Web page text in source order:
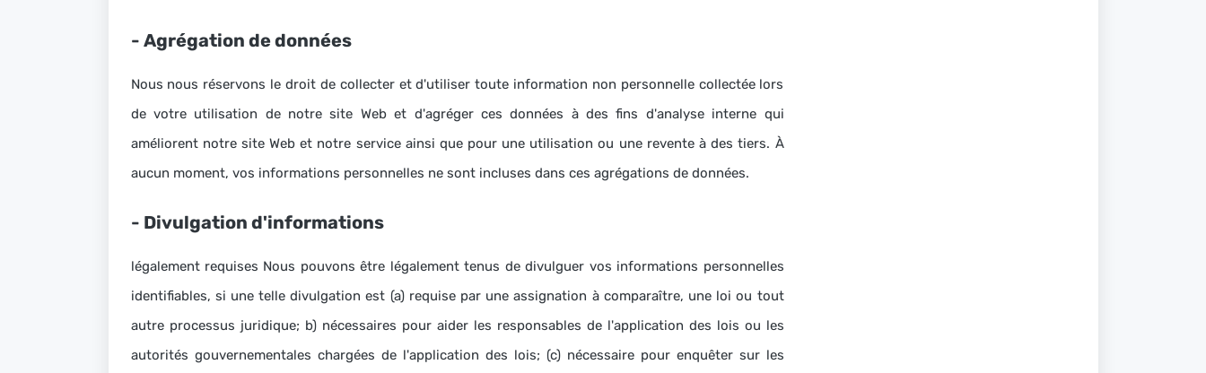
- Agrégation de données
Nous nous réservons le droit de collecter et d'utiliser toute information non personnelle collectée lors
de votre utilisation de notre site Web et d'agréger ces données à des fins d'analyse interne qui
améliorent notre site Web et notre service ainsi que pour une utilisation ou une revente à des tiers. À
aucun moment, vos informations personnelles ne sont incluses dans ces agrégations de données.
- Divulgation d'informations
légalement requises Nous pouvons être légalement tenus de divulguer vos informations personnelles
identifiables, si une telle divulgation est (a) requise par une assignation à comparaître, une loi ou tout
autre processus juridique; b) nécessaires pour aider les responsables de l'application des lois ou les
autorités gouvernementales chargées de l'application des lois; (c) nécessaire pour enquêter sur les